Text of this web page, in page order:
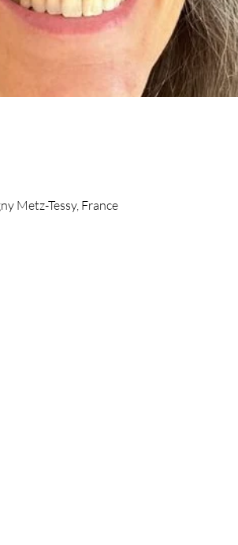
Metz-Tessy, France